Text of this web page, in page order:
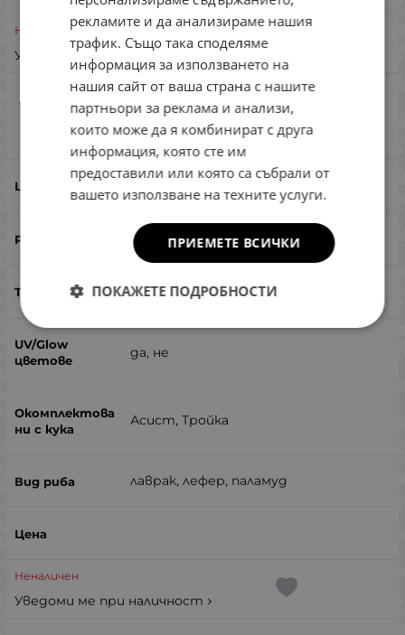
Неналичен
Уведоми ме при наличност
Jackson Gallop Assist Long Cast 42g
CRB
Сравни
56
42
да, не
Асист, Тройка
лаврак, лефер, паламуд
Неналичен
Уведоми ме при наличност
рекламите и да анализираме нашия
трафик. Също така споделяме
информация за използването на
нашия сайт от ваша страна с нашите
партньори за реклама и анализи,
които може да я комбинират с друга
информация, която сте им
предоставили или която са събрали от
вашето използване на техните услуги.
ПРИЕМЕТЕ ВСИЧКИ
ПОКАЖЕТЕ ПОДРОБНОСТИ